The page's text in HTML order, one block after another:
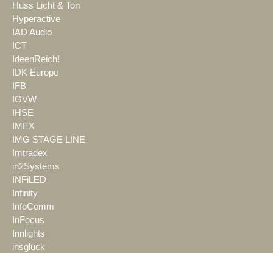
Huss Licht & Ton
Hyperactive
IAD Audio
ICT
IdeenReich!
IDK Europe
IFB
IGVW
IHSE
IMEX
IMG STAGE LINE
Imtradex
in2Systems
INFiLED
Infinity
InfoComm
InFocus
Innlights
insglück